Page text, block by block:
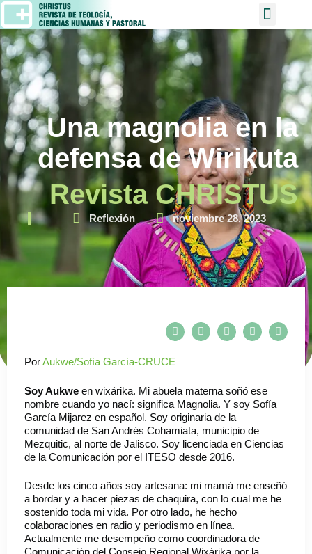
Una magnolia en la
defensa de Wirikuta
Revista CHRISTUS
Reflexión noviembre 28, 2023
PorAukwe/Sofía García-CRUCE
Soy Aukwe en wixárika. Mi abuela materna soñó ese
nombre cuando yo nací: significa Magnolia. Y soy Sofía
García Mijarez en español. Soy originaria de la
comunidad de San Andrés Cohamiata, municipio de
Mezquitic, al norte de Jalisco. Soy licenciada en Ciencias
de la Comunicación por el ITESO desde 2016.
Desde los cinco años soy artesana: mi mamá me enseñó
a bordar y a hacer piezas de chaquira, con lo cual me he
sostenido toda mi vida. Por otro lado, he hecho
colaboraciones en radio y periodismo en línea.
Actualmente me desempeño como coordinadora de